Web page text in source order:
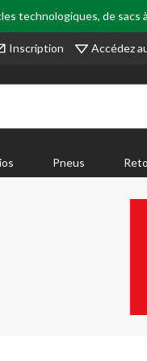
technologiques, de
Inscription Accédez
Pneus